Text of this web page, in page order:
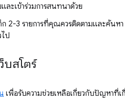
ะเข้าร่วมการสนทนาด้วย
2-3 รายการที่คุณควรติดตามและค้นห
ป
บสโตร์
เพื่อรับความช่วยเหลือเกี่ยวกับปัญหาที่